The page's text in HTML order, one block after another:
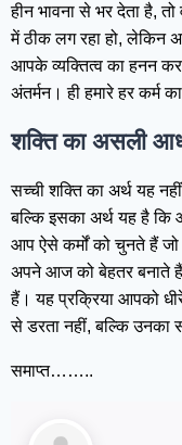
हीन भावना से भर देता है,
में ठीक लग रहा हो, लेकिन
आपके व्यक्तित्व का हनन कर
अंतर्मन। ही हमारे हर कर्म
शक्ति का असली
सच्ची शक्ति का अर्थ यह
बल्कि इसका अर्थ यह है
आप ऐसे कर्मों को चुनते हैं
अपने आज को बेहतर बनाते
हैं। यह प्रक्रिया आपको
से डरता नहीं, बल्कि उनका
समाप्त……..